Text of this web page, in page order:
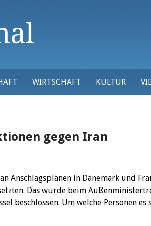
WIRTSCHAFT KULTUR
gegen Iran
Anschlagsplänen in Dänemark und
Das wurde beim
beschlossen. Um welche Personen es